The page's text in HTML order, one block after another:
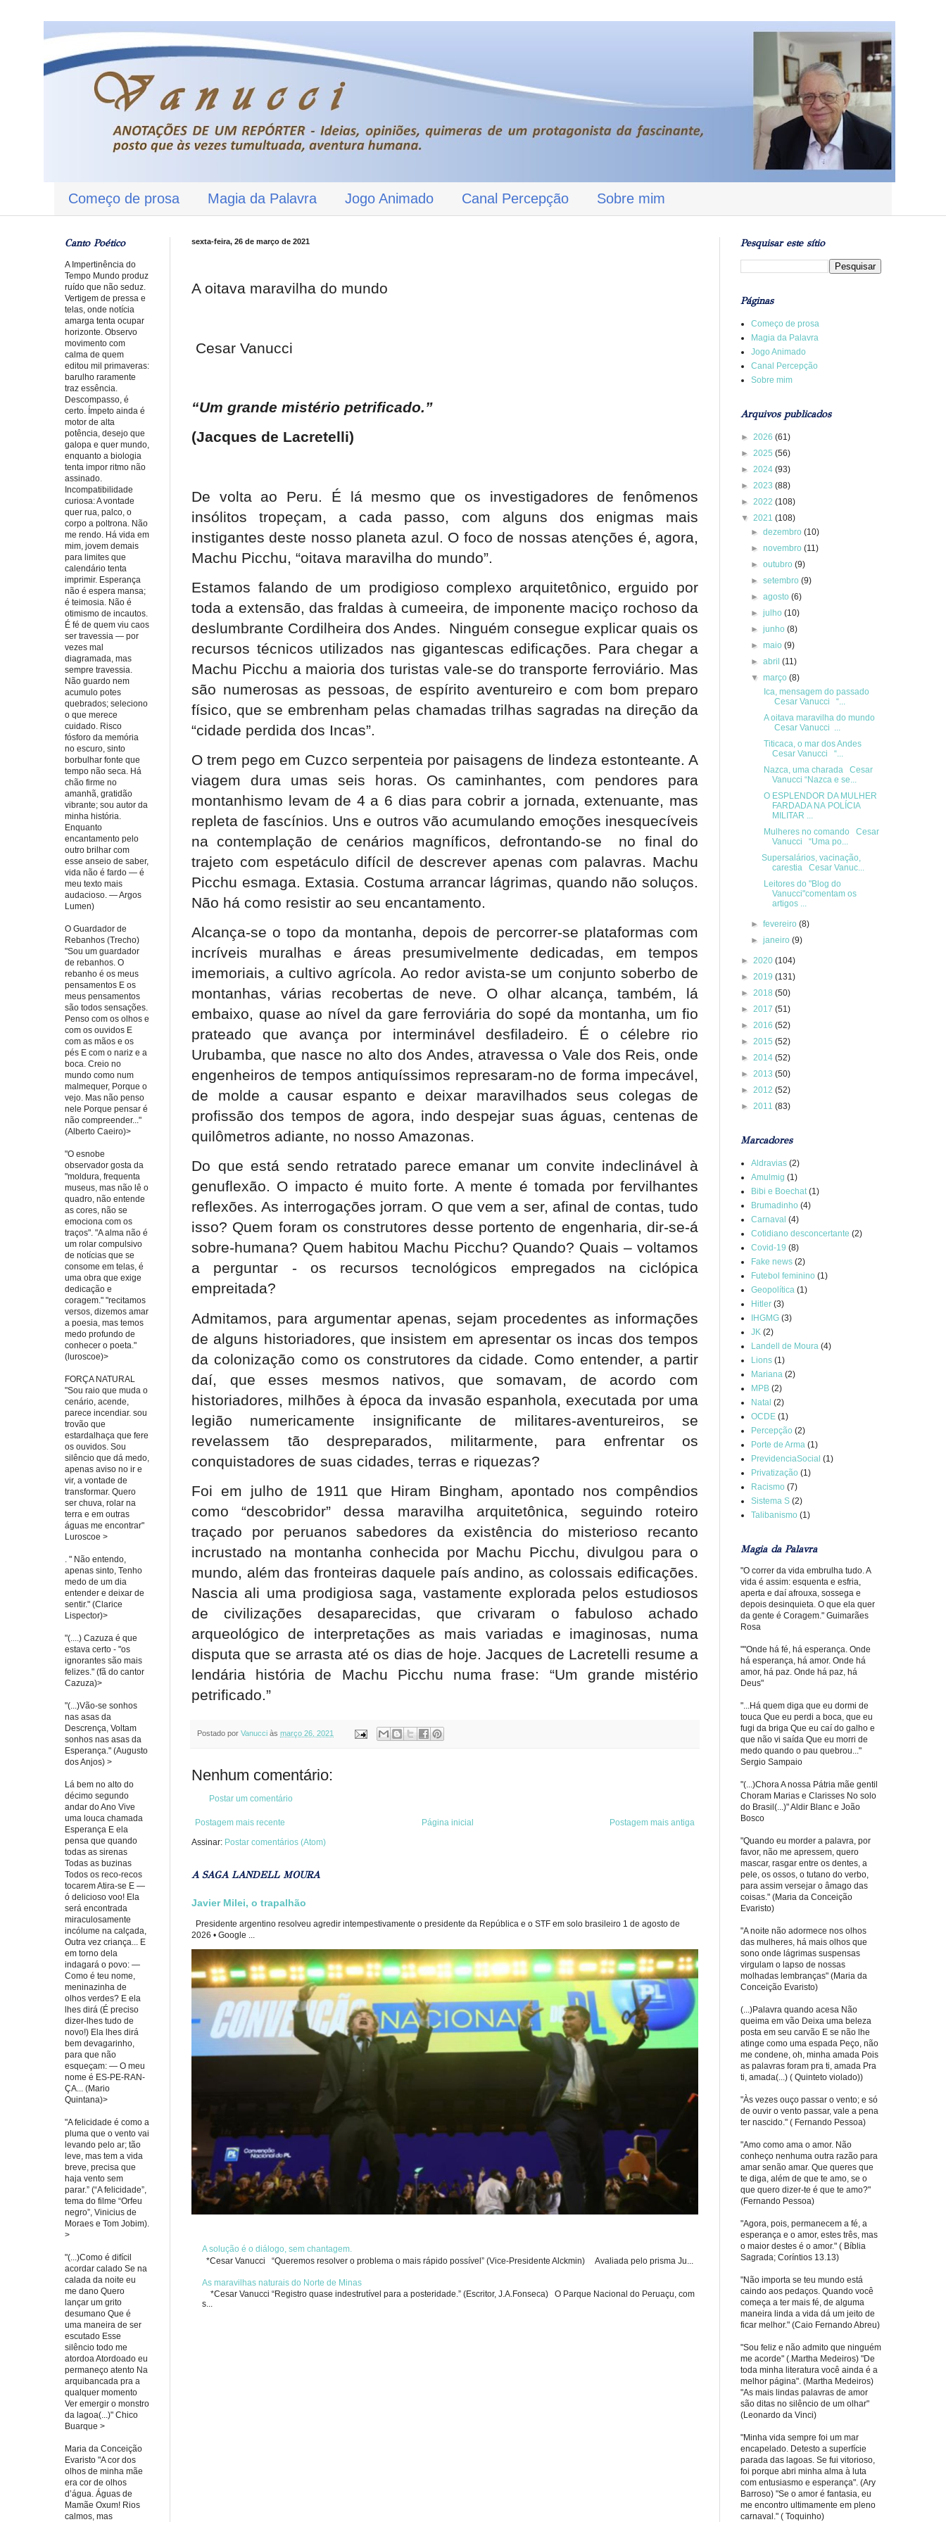
Começo de prosa Magia da Palavra Jogo Animado Canal Percepção Sobre mim
sexta-feira, 26 de março de 2021
A oitava maravilha do mundo
Cesar Vanucci
“Um grande mistério petrificado.”
(Jacques de Lacretelli)
De volta ao Peru. É lá mesmo que os investigadores de fenômenos
insólitos tropeçam, a cada passo, com alguns dos enigmas mais
instigantes deste nosso planeta azul. O foco de nossas atenções é, agora,
Machu Picchu, “oitava maravilha do mundo”.
Estamos falando de um prodigioso complexo arquitetônico, erguido por
toda a extensão, das fraldas à cumeeira, de imponente maciço rochoso da
deslumbrante Cordilheira dos Andes.
Ninguém consegue explicar quais os
recursos técnicos utilizados nas gigantescas edificações. Para chegar a
Machu Picchu a maioria dos turistas vale-se do transporte ferroviário. Mas
são numerosas as pessoas, de espírito aventureiro e com bom preparo
físico, que se embrenham pelas chamadas trilhas sagradas na direção da
“cidade perdida dos Incas”.
O trem pego em Cuzco serpenteia por paisagens de lindeza estonteante. A
viagem dura umas seis horas. Os caminhantes, com pendores para
montanhismo levam de 4 a 6 dias para cobrir a jornada, extenuante, mas
repleta de fascínios. Uns e outros vão acumulando emoções inesquecíveis
na contemplação de cenários magníficos, defrontando-se
no final do
trajeto com espetáculo difícil de descrever apenas com palavras. Machu
Picchu esmaga. Extasia. Costuma arrancar lágrimas, quando não soluços.
Não há como resistir ao seu encantamento.
Alcança-se o topo da montanha, depois de percorrer-se plataformas com
incríveis muralhas e áreas presumivelmente dedicadas, em tempos
imemoriais, a cultivo agrícola. Ao redor avista-se um conjunto soberbo de
montanhas, várias recobertas de neve. O olhar alcança, também, lá
embaixo, quase ao nível da gare ferroviária do sopé da montanha, um fio
prateado que avança por interminável desfiladeiro. É o célebre rio
Urubamba, que nasce no alto dos Andes, atravessa o Vale dos Reis, onde
engenheiros de tempos antiquíssimos represaram-no de forma impecável,
de molde a causar espanto e deixar maravilhados seus colegas de
profissão dos tempos de agora, indo despejar suas águas, centenas de
quilômetros adiante, no nosso Amazonas.
Do que está sendo retratado parece emanar um convite indeclinável à
genuflexão. O impacto é muito forte. A mente é tomada por fervilhantes
reflexões. As interrogações jorram. O que vem a ser, afinal de contas, tudo
isso? Quem foram os construtores desse portento de engenharia, dir-se-á
sobre-humana? Quem habitou Machu Picchu? Quando? Quais – voltamos
a perguntar - os recursos tecnológicos empregados na ciclópica
empreitada?
Admitamos, para argumentar apenas, sejam procedentes as informações
de alguns historiadores, que insistem em apresentar os incas dos tempos
da colonização como os construtores da cidade. Como entender, a partir
daí, que esses mesmos nativos, que somavam, de acordo com
historiadores, milhões à época da invasão espanhola, executada por uma
legião numericamente insignificante de militares-aventureiros, se
revelassem tão despreparados, militarmente, para enfrentar os
conquistadores de suas cidades, terras e riquezas?
Foi em julho de 1911 que Hiram Bingham, apontado nos compêndios
como “descobridor” dessa maravilha arquitetônica, seguindo roteiro
traçado por peruanos sabedores da existência do misterioso recanto
incrustado na montanha conhecida por Machu Picchu, divulgou para o
mundo, além das fronteiras daquele país andino, as colossais edificações.
Nascia ali uma prodigiosa saga, vastamente explorada pelos estudiosos
de civilizações desaparecidas, que crivaram o fabuloso achado
arqueológico de interpretações as mais variadas e imaginosas, numa
disputa que se arrasta até os dias de hoje. Jacques de Lacretelli resume a
lendária história de Machu Picchu numa frase: “Um grande mistério
petrificado.”
Postado por Vanucci às março 26, 2021
Nenhum comentário:
Postar um comentário
Postagem mais recente Postagem mais antiga
Página inicial
Assinar: Postar comentários (Atom)
A SAGA LANDELL MOURA
Javier Milei, o trapalhão
Presidente argentino resolveu agredir intempestivamente o presidente da República e o STF em solo brasileiro 1 de agosto de
2026 • Google ...
A solução é o diálogo, sem chantagem.
*Cesar Vanucci “Queremos resolver o problema o mais rápido possível” (Vice-Presidente Alckmin) Avaliada pelo prisma Ju...
As maravilhas naturais do Norte de Minas
*Cesar Vanucci “Registro quase indestrutível para a posteridade.” (Escritor, J.A.Fonseca) O Parque Nacional do Peruaçu, com
s...
Canto Poético
A Impertinência do
Tempo Mundo produz
ruído que não seduz.
Vertigem de pressa e
telas, onde notícia
amarga tenta ocupar
horizonte. Observo
movimento com
calma de quem
editou mil primaveras:
barulho raramente
traz essência.
Descompasso, é
certo. Ímpeto ainda é
motor de alta
potência, desejo que
galopa e quer mundo,
enquanto a biologia
tenta impor ritmo não
assinado.
Incompatibilidade
curiosa: A vontade
quer rua, palco, o
corpo a poltrona. Não
me rendo. Há vida em
mim, jovem demais
para limites que
calendário tenta
imprimir. Esperança
não é espera mansa;
é teimosia. Não é
otimismo de incautos.
É fé de quem viu caos
ser travessia — por
vezes mal
diagramada, mas
sempre travessia.
Não guardo nem
acumulo potes
quebrados; seleciono
o que merece
cuidado. Risco
fósforo da memória
no escuro, sinto
borbulhar fonte que
tempo não seca. Há
chão firme no
amanhã, gratidão
vibrante; sou autor da
minha história.
Enquanto
encantamento pelo
outro brilhar com
esse anseio de saber,
vida não é fardo — é
meu texto mais
audacioso. — Argos
Lumen)
O Guardador de
Rebanhos (Trecho)
"Sou um guardador
de rebanhos. O
rebanho é os meus
pensamentos E os
meus pensamentos
são todos sensações.
Penso com os olhos e
com os ouvidos E
com as mãos e os
pés E com o nariz e a
boca. Creio no
mundo como num
malmequer, Porque o
vejo. Mas não penso
nele Porque pensar é
não compreender..."
(Alberto Caeiro)>
"O esnobe
observador gosta da
"moldura, frequenta
museus, mas não lê o
quadro, não entende
as cores, não se
emociona com os
traços". "A alma não é
um rolar compulsivo
de notícias que se
consome em telas, é
uma obra que exige
dedicação e
coragem." "recitamos
versos, dizemos amar
a poesia, mas temos
medo profundo de
conhecer o poeta."
(luroscoe)>
FORÇA NATURAL
"Sou raio que muda o
cenário, acende,
parece incendiar. sou
trovão que
estardalhaça que fere
os ouvidos. Sou
silêncio que dá medo,
apenas aviso no ir e
vir, a vontade de
transformar. Quero
ser chuva, rolar na
terra e em outras
águas me encontrar"
Luroscoe >
. " Não entendo,
apenas sinto, Tenho
medo de um dia
entender e deixar de
sentir." (Clarice
Lispector)>
"(....) Cazuza é que
estava certo - "os
ignorantes são mais
felizes." (fã do cantor
Cazuza)>
"(...)Vão-se sonhos
nas asas da
Descrença, Voltam
sonhos nas asas da
Esperança." (Augusto
dos Anjos) >
Lá bem no alto do
décimo segundo
andar do Ano Vive
uma louca chamada
Esperança E ela
pensa que quando
todas as sirenas
Todas as buzinas
Todos os reco-recos
tocarem Atira-se E —
ó delicioso voo! Ela
será encontrada
miraculosamente
incólume na calçada,
Outra vez criança... E
em torno dela
indagará o povo: —
Como é teu nome,
meninazinha de
olhos verdes? E ela
lhes dirá (É preciso
dizer-lhes tudo de
novo!) Ela lhes dirá
bem devagarinho,
para que não
esqueçam: — O meu
nome é ES-PE-RAN-
ÇA... (Mario
Quintana)>
"A felicidade é como a
pluma que o vento vai
levando pelo ar; tão
leve, mas tem a vida
breve, precisa que
haja vento sem
parar.” (“A felicidade”,
tema do filme “Orfeu
negro”, Vinicius de
Moraes e Tom Jobim).
>
"(...)Como é difícil
acordar calado Se na
calada da noite eu
me dano Quero
lançar um grito
desumano Que é
uma maneira de ser
escutado Esse
silêncio todo me
atordoa Atordoado eu
permaneço atento Na
arquibancada pra a
qualquer momento
Ver emergir o monstro
da lagoa(...)" Chico
Buarque >
Maria da Conceição
Evaristo "A cor dos
olhos de minha mãe
era cor de olhos
d’água. Águas de
Mamãe Oxum! Rios
calmos, mas
Pesquisar este sítio
Páginas
Começo de prosa
Magia da Palavra
Jogo Animado
Canal Percepção
Sobre mim
Arquivos publicados
► 2026 (61)
► 2025 (56)
► 2024 (93)
► 2023 (88)
► 2022 (108)
▼ 2021 (108)
►dezembro(10)
►novembro(11)
►outubro(9)
►setembro(9)
►agosto(6)
►julho(10)
►junho(8)
►maio(9)
►abril(11)
▼março(8)
Ica, mensagem do passado
Cesar Vanucci “...
A oitava maravilha do mundo
Cesar Vanucci ...
Titicaca, o mar dos Andes
Cesar Vanucci “...
Nazca, uma charada Cesar
Vanucci “Nazca e se...
O ESPLENDOR DA MULHER
FARDADA NA POLÍCIA
MILITAR ...
Mulheres no comando Cesar
Vanucci “Uma po...
Supersalários, vacinação,
carestia Cesar Vanuc...
Leitores do "Blog do
Vanucci"comentam os
artigos ...
►fevereiro(8)
►janeiro(9)
► 2020 (104)
► 2019 (131)
► 2018 (50)
► 2017 (51)
► 2016 (52)
► 2015 (52)
► 2014 (52)
► 2013 (50)
► 2012 (52)
► 2011 (83)
Marcadores
Aldravias (2)
Amulmig (1)
Bibi e Boechat (1)
Brumadinho (4)
Carnaval (4)
Cotidiano desconcertante (2)
Covid-19 (8)
Fake news (2)
Futebol feminino (1)
Geopolítica (1)
Hitler (3)
IHGMG (3)
JK (2)
Landell de Moura (4)
Lions (1)
Mariana (2)
MPB (2)
Natal (2)
OCDE (1)
Percepção (2)
Porte de Arma (1)
PrevidenciaSocial (1)
Privatização (1)
Racismo (7)
Sistema S (2)
Talibanismo (1)
Magia da Palavra
"O correr da vida embrulha tudo. A
vida é assim: esquenta e esfria,
aperta e daí afrouxa, sossega e
depois desinquieta. O que ela quer
da gente é Coragem." Guimarães
Rosa
""Onde há fé, há esperança. Onde
há esperança, há amor. Onde há
amor, há paz. Onde há paz, há
Deus"
"...Há quem diga que eu dormi de
touca Que eu perdi a boca, que eu
fugi da briga Que eu caí do galho e
que não vi saída Que eu morri de
medo quando o pau quebrou..."
Sergio Sampaio
"(...)Chora A nossa Pátria mãe gentil
Choram Marias e Clarisses No solo
do Brasil(...)" Aldir Blanc e João
Bosco
"Quando eu morder a palavra, por
favor, não me apressem, quero
mascar, rasgar entre os dentes, a
pele, os ossos, o tutano do verbo,
para assim versejar o âmago das
coisas." (Maria da Conceição
Evaristo)
"A noite não adormece nos olhos
das mulheres, há mais olhos que
sono onde lágrimas suspensas
virgulam o lapso de nossas
molhadas lembranças" (Maria da
Conceição Evaristo)
(...)Palavra quando acesa Não
queima em vão Deixa uma beleza
posta em seu carvão E se não lhe
atinge como uma espada Peço, não
me condene, oh, minha amada Pois
as palavras foram pra ti, amada Pra
ti, amada(...) ( Quinteto violado))
"Às vezes ouço passar o vento; e só
de ouvir o vento passar, vale a pena
ter nascido." ( Fernando Pessoa)
"Amo como ama o amor. Não
conheço nenhuma outra razão para
amar senão amar. Que queres que
te diga, além de que te amo, se o
que quero dizer-te é que te amo?"
(Fernando Pessoa)
"Agora, pois, permanecem a fé, a
esperança e o amor, estes três, mas
o maior destes é o amor." ( Bíblia
Sagrada; Coríntios 13.13)
"Não importa se teu mundo está
caindo aos pedaços. Quando você
começa a ter mais fé, de alguma
maneira linda a vida dá um jeito de
ficar melhor." (Caio Fernando Abreu)
"Sou feliz e não admito que ninguém
me acorde" (.Martha Medeiros) "De
toda minha literatura você ainda é a
melhor página". (Martha Medeiros)
"As mais lindas palavras de amor
são ditas no silêncio de um olhar"
(Leonardo da Vinci)
"Minha vida sempre foi um mar
encapelado. Detesto a superfície
parada das lagoas. Se fui vitorioso,
foi porque abri minha alma à luta
com entusiasmo e esperança". (Ary
Barroso) "Se o amor é fantasia, eu
me encontro ultimamente em pleno
carnaval." ( Toquinho)